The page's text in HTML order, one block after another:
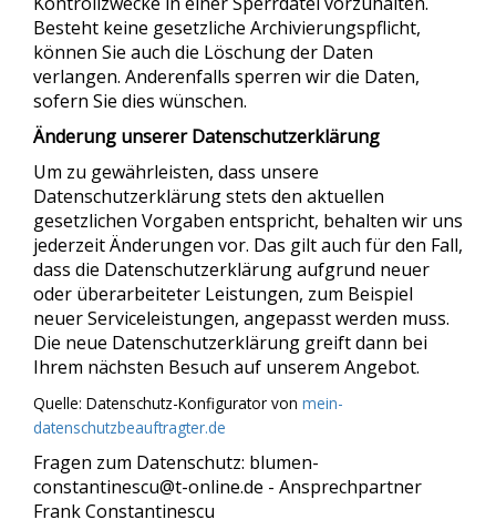
Besteht keine gesetzliche Archivierungspflicht,
können Sie auch die Löschung der Daten
verlangen. Anderenfalls sperren wir die Daten,
sofern Sie dies wünschen.
Änderung unserer Datenschutzerklärung
Um zu gewährleisten, dass unsere
Datenschutzerklärung stets den aktuellen
gesetzlichen Vorgaben entspricht, behalten wir uns
jederzeit Änderungen vor. Das gilt auch für den Fall,
dass die Datenschutzerklärung aufgrund neuer
oder überarbeiteter Leistungen, zum Beispiel
neuer Serviceleistungen, angepasst werden muss.
Die neue Datenschutzerklärung greift dann bei
Ihrem nächsten Besuch auf unserem Angebot.
Quelle: Datenschutz-Konfigurator von mein-
datenschutzbeauftragter.de
Fragen zum Datenschutz: blumen-
constantinescu@t-online.de - Ansprechpartner
Frank Constantinescu